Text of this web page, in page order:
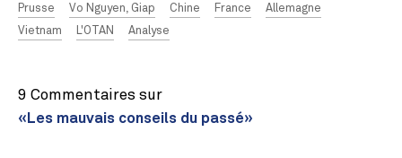
Prusse
Vo Nguyen, Giap Chine France
Allemagne
Vietnam
L'OTAN Analyse
9 Commentaires sur
«Les mauvais conseils du passé»